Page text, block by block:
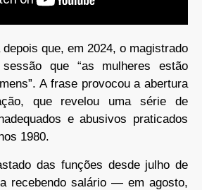
que, em 2024, o magistrado
que “as mulheres estão
A frase provocou a abertura
que revelou uma série de
e abusivos praticados
1980.
das funções desde julho de
recebendo salário — em agosto,